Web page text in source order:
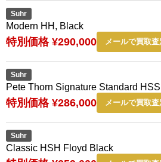
Suhr
Modern HH, Black
特別価格 ¥290,000 メールで買取査
Suhr
Pete Thorn Signature Standard
特別価格 ¥286,000 メールで買取査
Suhr
Classic HSH Floyd Black